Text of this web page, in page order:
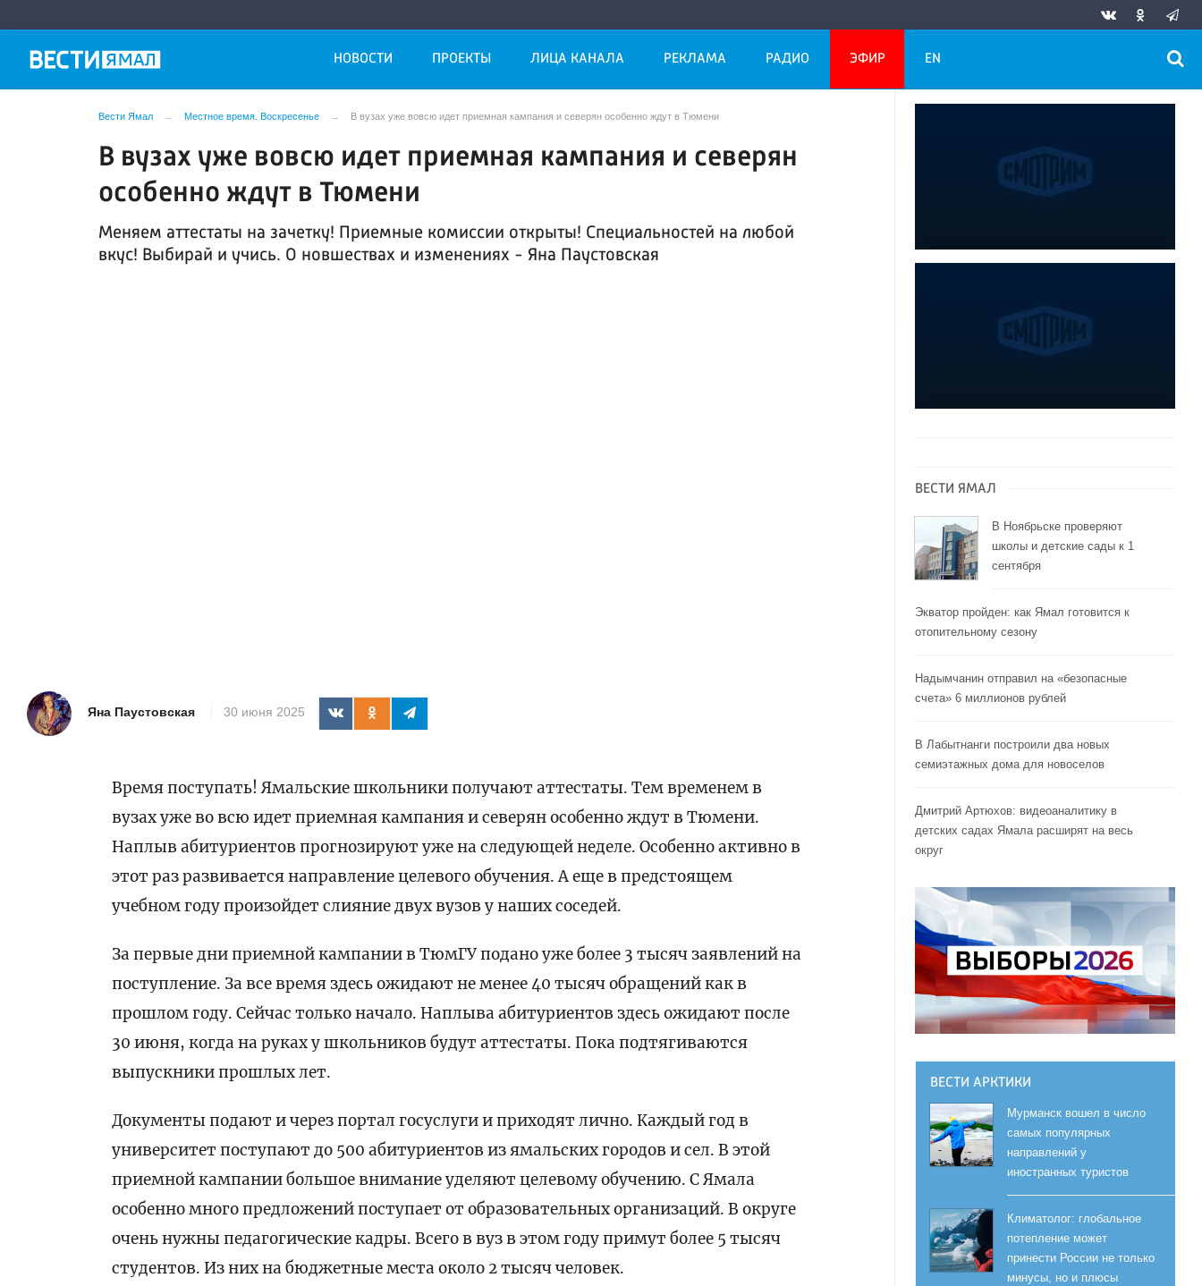
НОВОСТИ ПРОЕКТЫ ЛИЦА КАНАЛА РЕКЛАМА РАДИО ЭФИР EN
Вести Ямал Местное время. Воскресенье В вузах уже вовсю идет приемная кампания и северян особенно ждут в Тюмени
В вузах уже вовсю идет приемная кампания и северян
особенно ждут в Тюмени
Меняем аттестаты на зачетку! Приемные комиссии открыты! Специальностей на любой
вкус! Выбирай и учись. О новшествах и изменениях - Яна Паустовская
Яна Паустовская 30 июня 2025
Время поступать! Ямальские школьники получают аттестаты. Тем временем в
вузах уже во всю идет приемная кампания и северян особенно ждут в Тюмени.
Наплыв абитуриентов прогнозируют уже на следующей неделе. Особенно активно в
этот раз развивается направление целевого обучения. А еще в предстоящем
учебном году произойдет слияние двух вузов у наших соседей.
За первые дни приемной кампании в ТюмГУ подано уже более 3 тысяч заявлений на
поступление. За все время здесь ожидают не менее 40 тысяч обращений как в
прошлом году. Сейчас только начало. Наплыва абитуриентов здесь ожидают после
30 июня, когда на руках у школьников будут аттестаты. Пока подтягиваются
выпускники прошлых лет.
Документы подают и через портал госуслуги и приходят лично. Каждый год в
университет поступают до 500 абитуриентов из ямальских городов и сел. В этой
приемной кампании большое внимание уделяют целевому обучению. С Ямала
особенно много предложений поступает от образовательных организаций. В округе
очень нужны педагогические кадры. Всего в вуз в этом году примут более 5 тысяч
студентов. Из них на бюджетные места около 2 тысяч человек.
ВЕСТИ ЯМАЛ
В Ноябрьске проверяют
школы и детские сады к 1
сентября
Экватор пройден: как Ямал готовится к
отопительному сезону
Надымчанин отправил на «безопасные
счета» 6 миллионов рублей
В Лабытнанги построили два новых
семиэтажных дома для новоселов
Дмитрий Артюхов: видеоаналитику в
детских садах Ямала расширят на весь
округ
ВЕСТИ АРКТИКИ
Мурманск вошел в число
самых популярных
направлений у
иностранных туристов
Климатолог: глобальное
потепление может
принести России не только
минусы, но и плюсы